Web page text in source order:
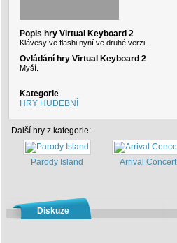
Popis hry Virtual Keyboard 2
Klávesy ve flashi nyní ve druhé verzi.
Ovládání hry Virtual Keyboard 2
Myší.
Kategorie
HRY HUDEBNÍ
Další hry z kategorie:
Parody Island
Arrival Concert
Diskuze